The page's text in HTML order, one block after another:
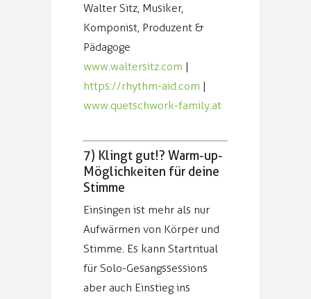
Walter Sitz, Musiker,
Komponist, Produzent &
Pädagoge
www.waltersitz.com |
https://rhythm-aid.com |
www.quetschwork-family.at
7) Klingt gut!? Warm-up-
Möglichkeiten für deine
Stimme
Einsingen ist mehr als nur
Aufwärmen von Körper und
Stimme. Es kann Startritual
für Solo-Gesangssessions
aber auch Einstieg ins